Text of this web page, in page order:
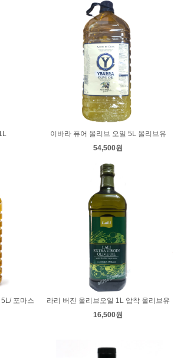
이바라 퓨어 올리브 오일 5L 올리브유
54,500원
포마스
라리 버진 올리브오일 1L 압착 올리브유
16,500원